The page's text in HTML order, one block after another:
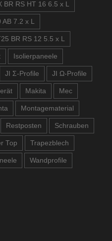
BR RS HT 16 6.5 x L
AB 7.2 x L
BR RS 12 5.5 x L
Isolierpaneele
JI Σ-Profile JI Ω-Profile
Makita Mec
Montagematerial
Restposten Schrauben
Top Trapezblech
Wandprofile